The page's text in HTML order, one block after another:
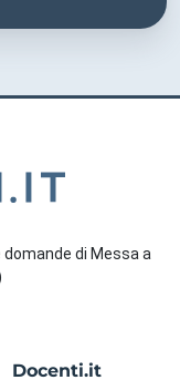
domande di Messa a
Docenti.it